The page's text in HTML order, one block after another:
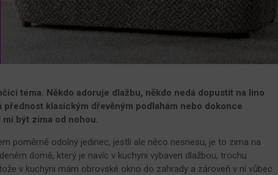
téma. Někdo adoruje dlažbu, někdo nedá dopustit na lino
přednost klasickým dřevěným podlahám nebo dokonce
být zima od nohou.
poměrně odolný jedinec, jestli ale něco nesnesu, je to zima na
domě, který je navíc v kuchyni vybaven dlažbou, trochu
v kuchyni mám obrovské okno do zahrady a zároveň v ní vůbec